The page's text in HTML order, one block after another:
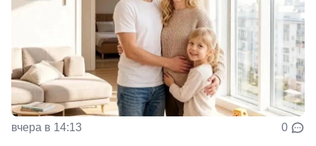
вчера в 14:13 0